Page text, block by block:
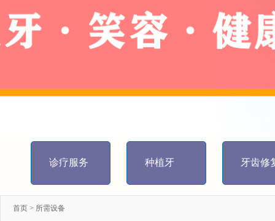
诊疗服务 种植牙 牙齿修
首页 > 所需设备